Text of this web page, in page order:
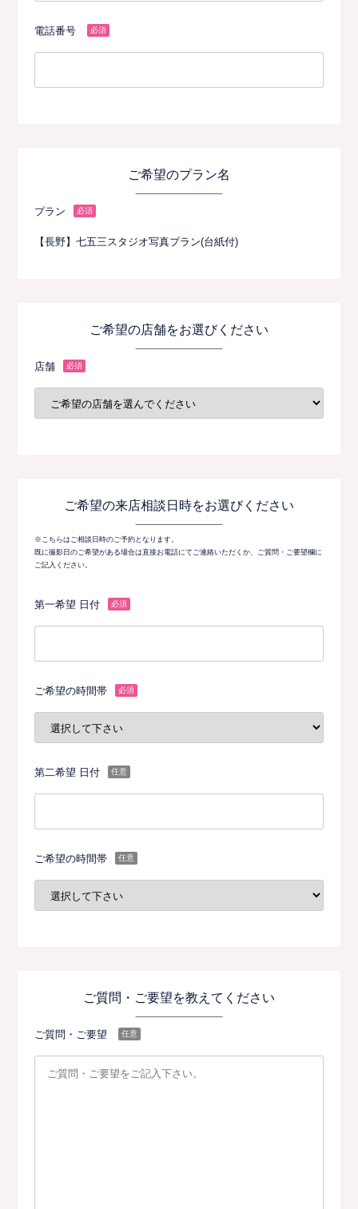
電話番号 必須
ご希望のプラン名
プラン 必須
【長野】七五三スタジオ写真プラン(台紙付)
ご希望の店舗をお選びください
店舗 必須
ご希望の来店相談日時をお選びください
※こちらはご相談日時のご予約となります。
既に撮影日のご希望がある場合は直接お電話にてご連絡いただくか、ご質問・ご要望欄に
ご記入ください。
第一希望 日付 必須
ご希望の時間帯 必須
第二希望 日付 任意
ご希望の時間帯 任意
ご質問・ご要望を教えてください
ご質問・ご要望 任意